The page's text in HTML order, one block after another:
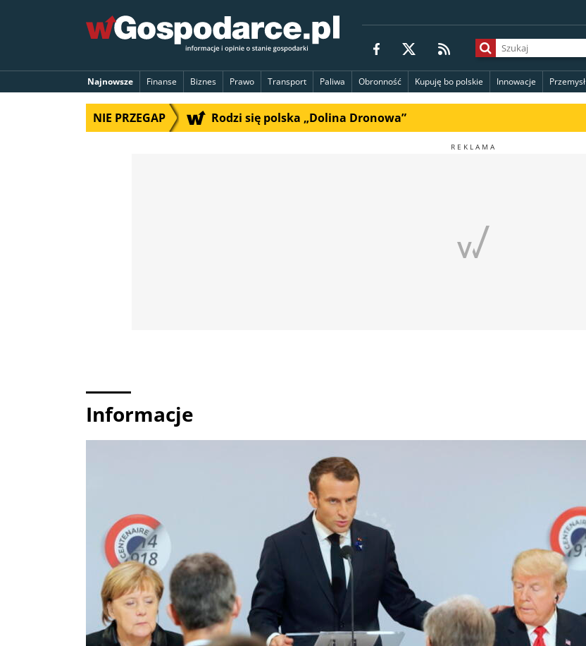
Najnowsze Finanse Biznes Prawo Transport Paliwa Obronność Kupuję bo polskie Innowacje Przemysł
NIE PRZEGAP Rodzi się polska „Dolina Dronowa”
Informacje